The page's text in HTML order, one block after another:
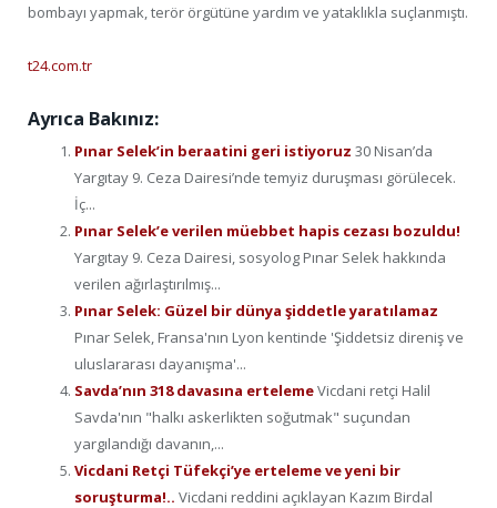
bombayı yapmak, terör örgütüne yardım ve yataklıkla suçlanmıştı.
t24.com.tr
Ayrıca Bakınız:
Pınar Selek’in beraatini geri istiyoruz 30 Nisan’da
Yargıtay 9. Ceza Dairesi’nde temyiz duruşması görülecek.
İç...
Pınar Selek’e verilen müebbet hapis cezası bozuldu!
Yargıtay 9. Ceza Dairesi, sosyolog Pınar Selek hakkında
verilen ağırlaştırılmış...
Pınar Selek: Güzel bir dünya şiddetle yaratılamaz
Pınar Selek, Fransa'nın Lyon kentinde 'Şiddetsiz direniş ve
uluslararası dayanışma'...
Savda’nın 318 davasına ertelemeVicdani retçi Halil
Savda'nın "halkı askerlikten soğutmak" suçundan
yargılandığı davanın,...
Vicdani Retçi Tüfekçi’ye erteleme ve yeni bir
soruşturma!.. Vicdani reddini açıklayan Kazım Birdal